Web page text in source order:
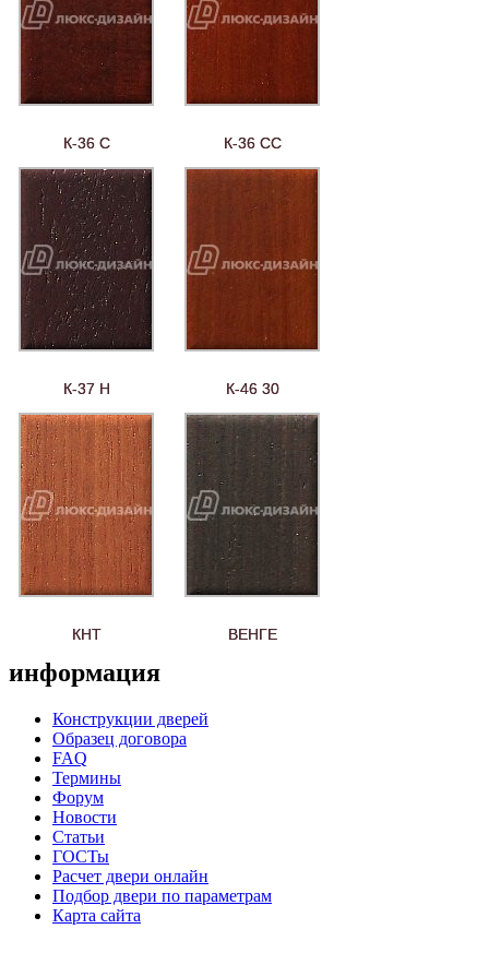
К-36 С К-36 СС
К-37 Н К-46 30
КНТ ВЕНГЕ
информация
Конструкции дверей
Образец договора
FAQ
Термины
Форум
Новости
Статьи
ГОСТы
Расчет двери онлайн
Подбор двери по параметрам
Карта сайта